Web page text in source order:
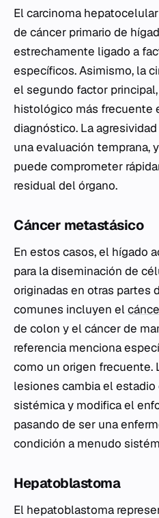
El carcinoma
de cáncer primario de
estrechamente ligado a
específicos. Asimismo, la
el segundo factor
histológico más frecuente
diagnóstico. La
una evaluación temprana,
puede comprometer
residual del órgano.
Cáncer metastásico
En estos casos, el hígado
para la diseminación de
originadas en otras partes
comunes incluyen el
de colon y el cáncer de
referencia menciona
como un origen frecuente.
lesiones cambia el estadio
sistémica y modifica el
pasando de ser una
condición a menudo
Hepatoblastoma
El hepatoblastoma